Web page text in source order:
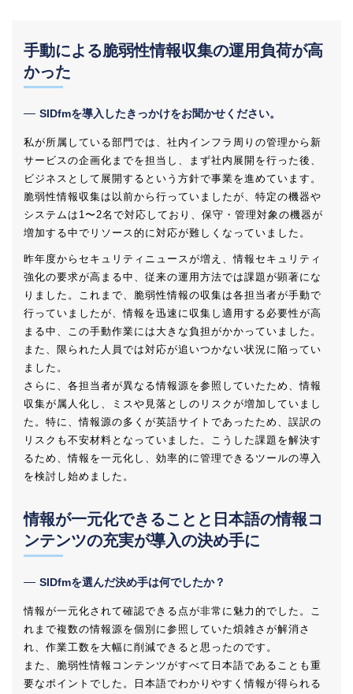
手動による脆弱性情報収集の運用負荷が高
かった
SIDfmを導入したきっかけをお聞かせください。
私が所属している部門では、社内インフラ周りの管理から新
サービスの企画化までを担当し、まず社内展開を行った後、
ビジネスとして展開するという方針で事業を進めています。
脆弱性情報収集は以前から行っていましたが、特定の機器や
システムは1〜2名で対応しており、保守・管理対象の機器が
増加する中でリソース的に対応が難しくなっていました。
昨年度からセキュリティニュースが増え、情報セキュリティ
強化の要求が高まる中、従来の運用方法では課題が顕著にな
りました。これまで、脆弱性情報の収集は各担当者が手動で
行っていましたが、情報を迅速に収集し適用する必要性が高
まる中、この手動作業には大きな負担がかかっていました。
また、限られた人員では対応が追いつかない状況に陥ってい
ました。
さらに、各担当者が異なる情報源を参照していたため、情報
収集が属人化し、ミスや見落としのリスクが増加していまし
た。特に、情報源の多くが英語サイトであったため、誤訳の
リスクも不安材料となっていました。こうした課題を解決す
るため、情報を一元化し、効率的に管理できるツールの導入
を検討し始めました。
情報が一元化できることと日本語の情報コ
ンテンツの充実が導入の決め手に
SIDfmを選んだ決め手は何でしたか？
情報が一元化されて確認できる点が非常に魅力的でした。こ
れまで複数の情報源を個別に参照していた煩雑さが解消さ
れ、作業工数を大幅に削減できると思ったのです。
また、脆弱性情報コンテンツがすべて日本語であることも重
要なポイントでした。日本語でわかりやすく情報が得られる